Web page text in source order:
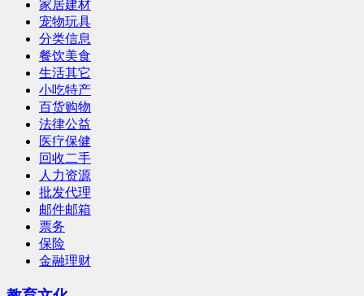
家居建材
宠物玩具
分类信息
餐饮美食
生活其它
小吃特产
百货购物
法律公益
医疗保健
回收二手
人力资源
批发代理
邮件邮箱
票务
保险
金融理财